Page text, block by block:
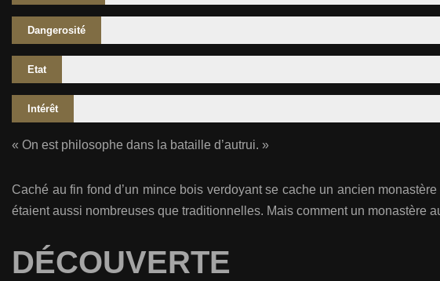
Dangerosité
Etat
Intérêt
« On est philosophe dans la bataille d’autrui. »
Caché au fin fond d’un mince bois verdoyant se cache un ancien
étaient aussi nombreuses que traditionnelles. Mais comment un monastère
DÉCOUVERTE